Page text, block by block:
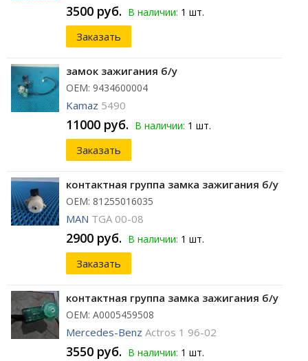
3500 руб. В наличии: 1 шт.
Заказать
замок зажигания б/у
ОЕМ: 9434600004
Kamaz 5490
11000 руб. В наличии: 1 шт.
Заказать
контактная группа замка зажигания б/у
ОЕМ: 81255016035
MAN TGA 00-08
2900 руб. В наличии: 1 шт.
Заказать
контактная группа замка зажигания б/у
ОЕМ: A0005459508
Mercedes-Benz Actros 1 96-02
3550 руб. В наличии: 1 шт.